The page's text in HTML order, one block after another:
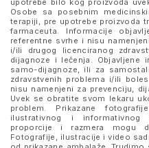
upotrebe bilo kog proizvoda
Osobe sa posebnim
terapiji, pre upotrebe proizvoda
farmaceuta. Informacije
referentne svrhe i nisu
i/ili drugog licenciranog
dijagnoze i lečenja.
samo-dijagnoze, ili za
zdravstvenih problema i/ili
nisu namenjeni za prevenciju,
Uvek se obratite svom lekaru
problem. Prikazane
ilustrativnog i informativnog
proporcije i razmera mogu
Fotografije, ilustracije i video